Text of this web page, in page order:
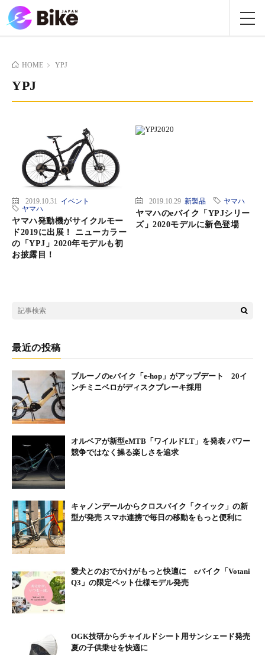
HOME YPJ
YPJ
2019.10.31 イベント
ヤマハ
ヤマハ発動機がサイクルモー
ド2019に出展！ ニューカラー
の「YPJ」2020年モデルも初
お披露目！
2019.10.29 新製品 ヤマハ
ヤマハのeバイク「YPJシリー
ズ」2020モデルに新色登場
最近の投稿
ブルーノのeバイク「e-hop」がアップデート 20イ
ンチミニベロがディスクブレーキ採用
オルベアが新型eMTB「ワイルドLT」を発表 パワー
競争ではなく操る楽しさを追求
キャノンデールからクロスバイク「クイック」の新
型が発売 スマホ連携で毎日の移動をもっと便利に
愛犬とのおでかけがもっと快適に eバイク「Votani
Q3」の限定ペット仕様モデル発売
OGK技研からチャイルドシート用サンシェード発売
夏の子供乗せを快適に